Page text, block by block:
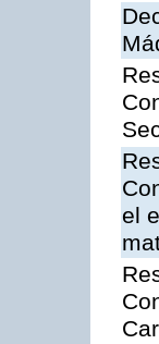
el